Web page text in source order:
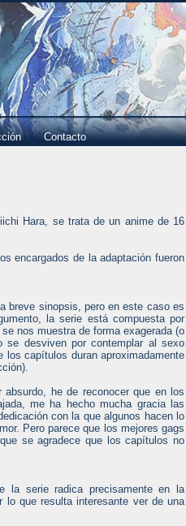
Contacto
Hara, se trata de un anime de 16
encargados de la adaptación fueron
breve sinopsis, pero en este caso es
la serie está compuesta por
nos muestra de forma exagerada (o
se desviven por contemplar al sexo
los capítulos duran aproximadamente
he de reconocer que en los
me ha hecho mucha gracia las
con la que algunos hacen lo
Pero parece que los mejores gags
se agradece que los capítulos no
la serie radica precisamente en la
que resulta interesante ver de una